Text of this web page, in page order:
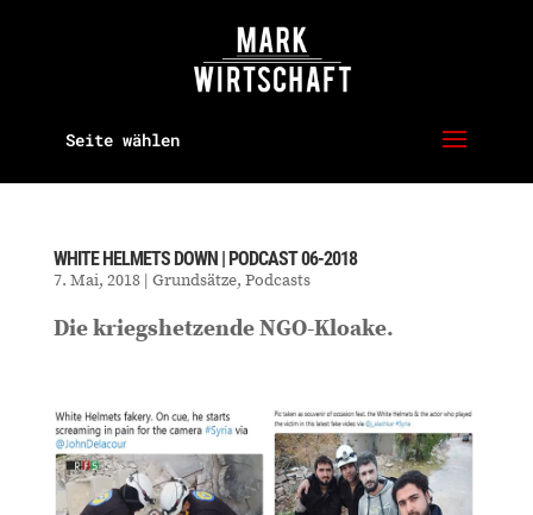
Seite wählen
WHITE HELMETS DOWN | PODCAST 06-2018
7. Mai, 2018| Grundsätze, Podcasts
Die kriegshetzende NGO-Kloake.